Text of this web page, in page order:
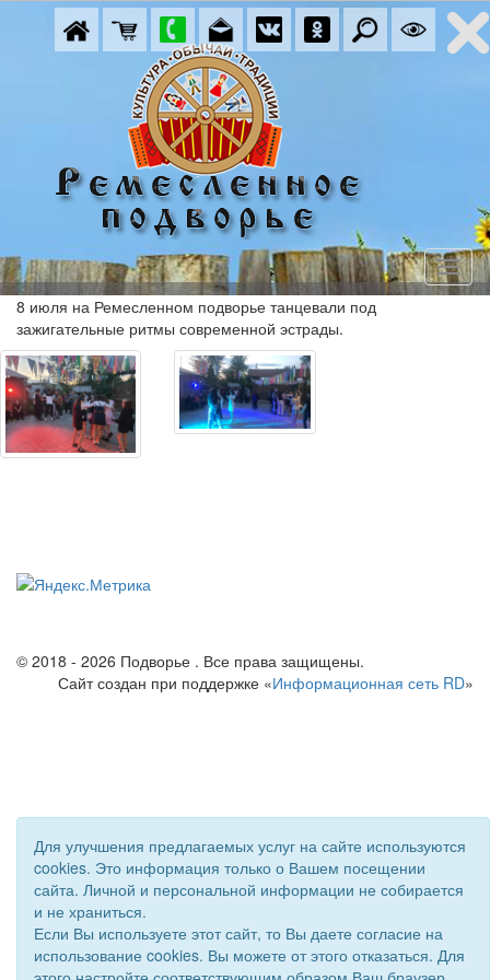
8 июля на Ремесленном подворье танцевали под
зажигательные ритмы современной эстрады.
© 2018 - 2026 Подворье . Все права защищены.
Сайт создан при поддержке «Информационная сеть RD»
Для улучшения предлагаемых услуг на сайте используются
cookies. Это информация только о Вашем посещении
сайта. Личной и персональной информации не собирается
и не храниться.
Если Вы используете этот сайт, то Вы даете согласие на
использование cookies. Вы можете от этого отказаться. Для